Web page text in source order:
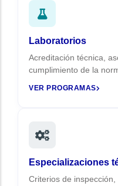
Laboratorios
Acreditación técnica,
cumplimiento de la
VER PROGRAMAS
Especializaciones
Criterios de